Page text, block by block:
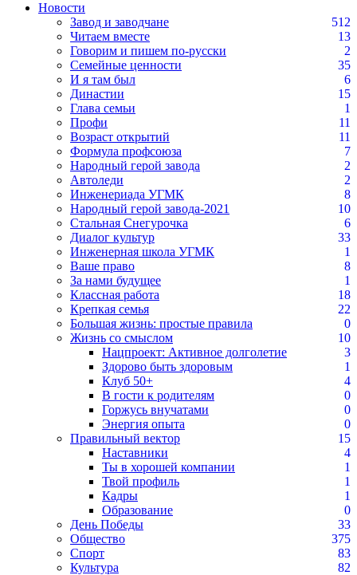
Новости
Завод и заводчане
512
Читаем вместе
13
Говорим и пишем по-русски
2
Семейные ценности
35
И я там был
6
Династии
15
Глава семьи
1
Профи
11
Возраст открытий
11
Формула профсоюза
7
Народный герой завода
2
Автоледи
2
Инженериада УГМК
8
Народный герой завода-2021
10
Стальная Снегурочка
6
Диалог культур
33
Инженерная школа УГМК
1
Ваше право
8
За нами будущее
1
Классная работа
18
Крепкая семья
22
Большая жизнь: простые правила
0
Жизнь со смыслом
10
Нацпроект: Активное долголетие
3
Здорово быть здоровым
1
Клуб 50+
4
В гости к родителям
0
Горжусь внучатами
0
Энергия опыта
0
Правильный вектор
15
Наставники
4
Ты в хорошей компании
1
Твой профиль
1
Кадры
1
Образование
0
День Победы
33
Общество
375
Спорт
83
Культура
82